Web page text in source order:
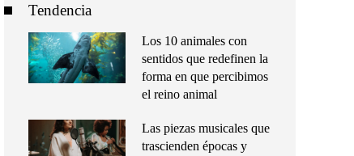
Tendencia
Los 10 animales con
sentidos que redefinen la
forma en que percibimos
el reino animal
Las piezas musicales que
trascienden épocas y